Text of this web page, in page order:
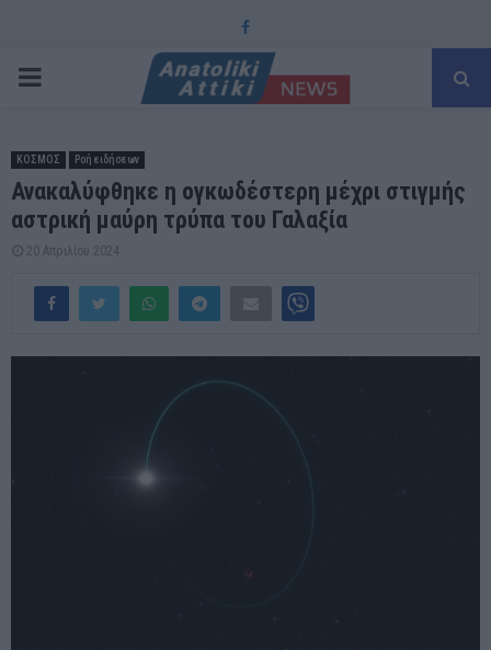
Facebook
PRIMARY
ΚΟΣΜΟΣ Ροή ειδήσεων
Ανακαλύφθηκε η ογκωδέστερη μέχρι στιγμής
αστρική μαύρη τρύπα του Γαλαξία
20 Απριλίου 2024